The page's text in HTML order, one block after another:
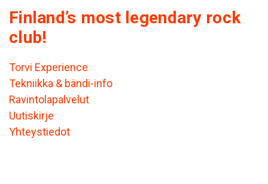
Finland’s most legendary rock
club!
Torvi Experience
Tekniikka & bändi-info
Ravintolapalvelut
Uutiskirje
Yhteystiedot